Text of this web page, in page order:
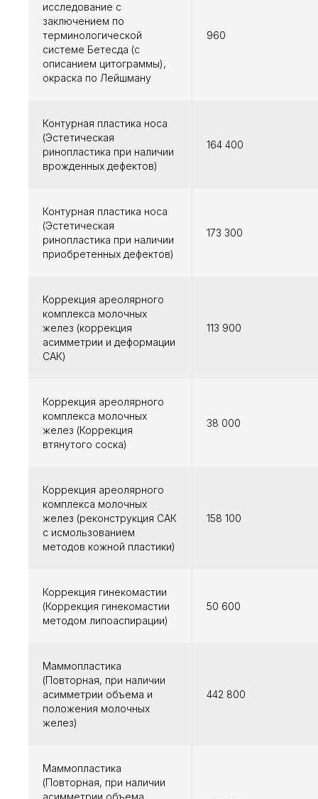
исследование с
заключением по
терминологической
системе Бетесда (с
описанием цитограммы),
окраска по Лейшману
960
Контурная пластика носа
(Эстетическая
ринопластика при наличии
врожденных дефектов)
164 400
Контурная пластика носа
(Эстетическая
ринопластика при наличии
приобретенных дефектов)
173 300
Коррекция ареолярного
комплекса молочных
желез (коррекция
асимметрии и деформации
САК)
113 900
Коррекция ареолярного
комплекса молочных
желез (Коррекция
втянутого соска)
38 000
Коррекция ареолярного
комплекса молочных
желез (реконструкция САК
с исмользованием
методов кожной пластики)
158 100
Коррекция гинекомастии
(Коррекция гинекомастии
методом липоаспирации)
50 600
Маммопластика
(Повторная, при наличии
асимметрии объема и
положения молочных
желез)
442 800
Маммопластика
(Повторная, при наличии
асимметрии объема